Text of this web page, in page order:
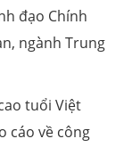
đạo Chính
ngành Trung
tuổi Việt
cáo về công